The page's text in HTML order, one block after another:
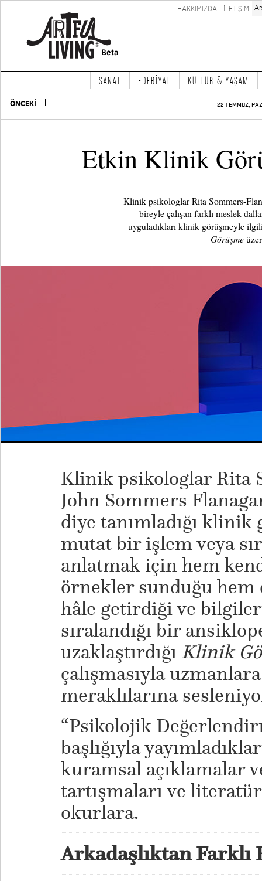
HAKKIMIZDA İLETİŞİM
SANAT EDEBİYAT KÜLTÜR & YAŞAM
ÖNCEKİ 22 TEMMUZ,
Etkin Klinik
Klinik psikologlar Rita Sommers-
bireyle çalışan farklı meslek
uyguladıkları klinik görüşmeyle
Görüşme
Klinik psikologlar Rita
John Sommers
diye tanımladığı
mutat bir işlem veya
anlatmak için hem
örnekler sunduğu hem
hâle getirdiği ve
sıralandığı bir
uzaklaştırdığı Klinik
çalışmasıyla
meraklılarına
“Psikolojik
başlığıyla
kuramsal açıklamalar
tartışmaları ve
okurlara.
Arkadaşlıktan